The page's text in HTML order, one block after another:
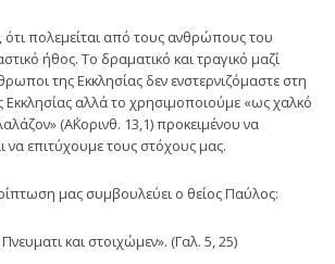
ότι πολεμείται από τους ανθρώπους του
ήθος. Το δραματικό και τραγικό μαζί
της Εκκλησίας δεν ενστερνιζόμαστε στη
αλλά το χρησιμοποιούμε «ως χαλκό
(Α΄Κορινθ. 13,1) προκειμένου να
να επιτύχουμε τους στόχους μας.
μας συμβουλεύει ο θείος Παύλος:
και στοιχώμεν». (Γαλ. 5, 25)